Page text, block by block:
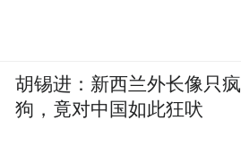
胡锡进：新西兰外长像只疯
狗，竟对中国如此狂吠